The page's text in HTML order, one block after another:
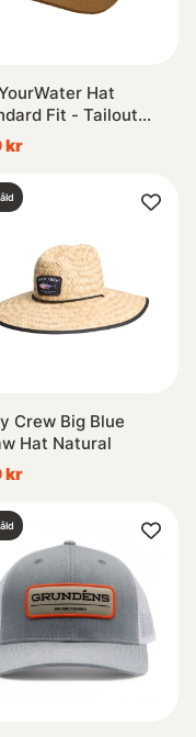
Hat
Fit - Tailout
Brown
kr
Crew Big Blue
Hat Natural
kr